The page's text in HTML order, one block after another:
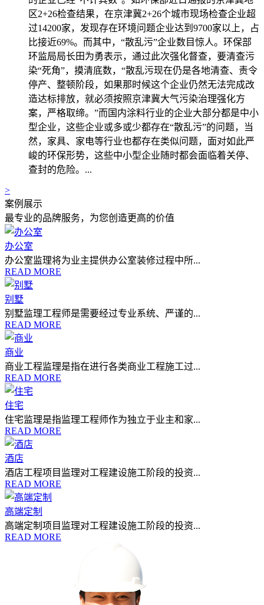
区2+26检查结果，在京津冀2+26个城市现场检查企业超
过14200家，发现存在环境问题企业达到9700家以上，占
比接近69%。而其中，“散乱污”企业数目惊人。环保部
环监局局长田为勇表示，通过此次强化督查，要清查污
染“死角”，摸清底数，“散乱污现在仍是各地清查、责令
停产、整顿阶段，如果那时候这个企业仍然无法完成改
造达标排放，就必须按照京津冀大气污染治理强化方
案，严格取缔。”而国内涂料行业的企业大部分都是中小
型企业，这些企业或多或少都存在“散乱污”的问题，当
然，家具、家电等行业也都存在类似问题，面对如此严
峻的环保形势，这些中小型企业随时都会面临着关停、
查封的危险。...
>
案例展示
最专业的品牌服务，为您创造更高的价值
办公室
办公室监理将为业主提供办公室装修过程中所...
READ MORE
别墅
别墅监理工程师是需要经过专业系统、严谨的...
READ MORE
商业
商业工程监理是指在进行各类商业工程施工过...
READ MORE
住宅
住宅监理是指监理工程师作为独立于业主和家...
READ MORE
酒店
酒店工程项目监理对工程建设施工阶段的投资...
READ MORE
高端定制
高端定制项目监理对工程建设施工阶段的投资...
READ MORE